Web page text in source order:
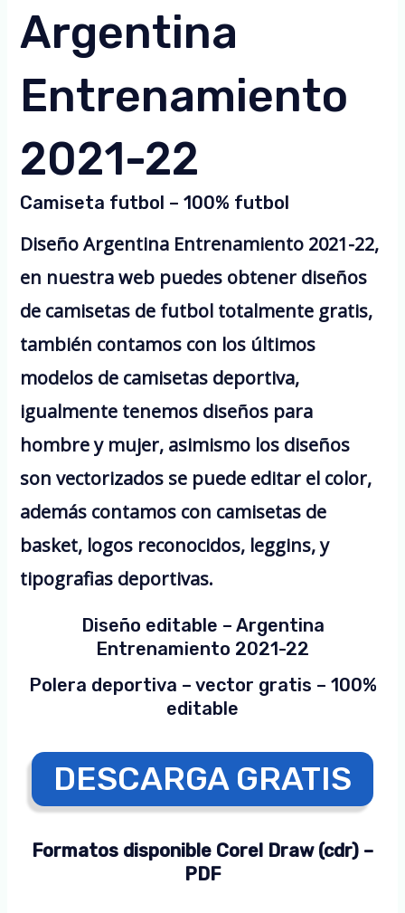
Argentina
Entrenamiento
2021-22
Camiseta futbol – 100% futbol
Diseño Argentina Entrenamiento 2021-22,
en nuestra web puedes obtener diseños
de camisetas de futbol totalmente gratis,
también contamos con los últimos
modelos de camisetas deportiva,
igualmente tenemos diseños para
hombre y mujer, asimismo los diseños
son vectorizados se puede editar el color,
además contamos con camisetas de
basket, logos reconocidos, leggins, y
tipografias deportivas.
Diseño editable – Argentina
Entrenamiento 2021-22
Polera deportiva – vector gratis – 100%
editable
DESCARGA GRATIS
Formatos disponible Corel Draw (cdr) –
PDF